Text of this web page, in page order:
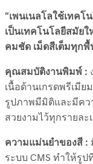
“เพนเนลโลใช้เทค
เป็นเทคโนโลยีสมัย
คมชัด เม็ดสีเต็มทุกพื้
คุณสมบัติงานพิมพ์ :
เนื้อด้านเกรดพรีเมีย
รูปภาพมีมิติและมีค
สวยงามไว้ทุกรายละ
ความแม่นยำของสี :
ระบบ CMS ทำให้รู